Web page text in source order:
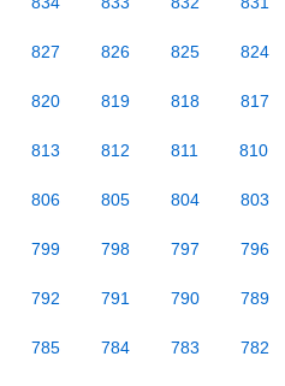
827 826 825 824
820 819 818 817
813 812 811 810
806 805 804 803
799 798 797 796
792 791 790 789
785 784 783 782